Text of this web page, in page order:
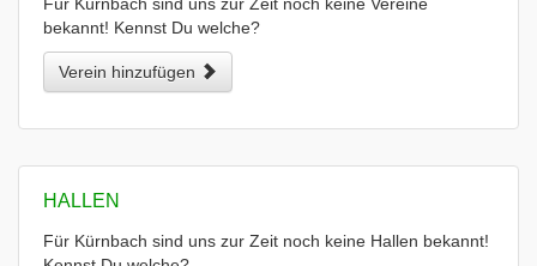
bekannt! Kennst Du welche?
Verein hinzufügen
HALLEN
Für Kürnbach sind uns zur Zeit noch keine Hallen bekannt!